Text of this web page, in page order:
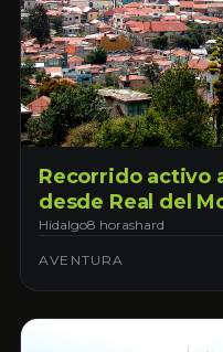
Recorrido activo
desde Real del
Hidalgo8 horashard
AVENTURA